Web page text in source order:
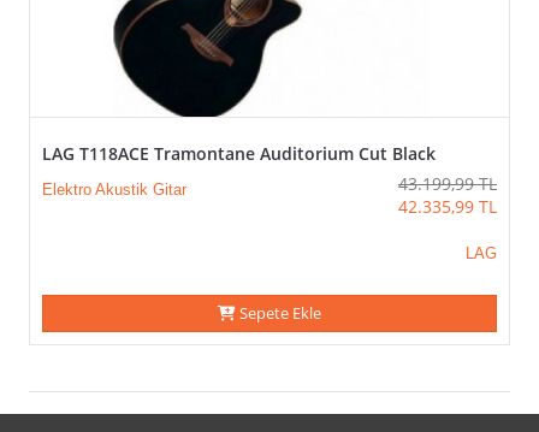
LAG T118ACE Tramontane Auditorium Cut Black
Elektro Akustik Gitar 43.199,99 TL
42.335,99 TL
LAG
Sepete Ekle